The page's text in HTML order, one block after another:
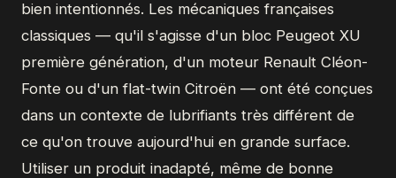
bien intentionnés. Les mécaniques françaises
classiques — qu'il s'agisse d'un bloc Peugeot XU
première génération, d'un moteur Renault Cléon-
Fonte ou d'un flat-twin Citroën — ont été conçues
dans un contexte de lubrifiants très différent de
ce qu'on trouve aujourd'hui en grande surface.
Utiliser un produit inadapté, même de bonne